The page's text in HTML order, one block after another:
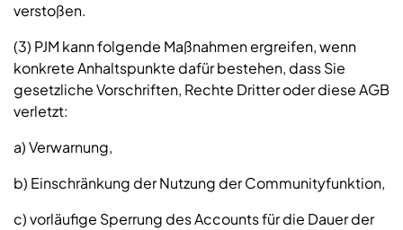
verstoßen.
(3) PJM kann folgende Maßnahmen ergreifen, wenn
konkrete Anhaltspunkte dafür bestehen, dass Sie
gesetzliche Vorschriften, Rechte Dritter oder diese AGB
verletzt:
a) Verwarnung,
b) Einschränkung der Nutzung der Communityfunktion,
c) vorläufige Sperrung des Accounts für die Dauer der